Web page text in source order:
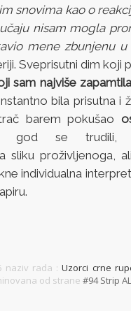
snovima kao o
nisam mogla
mene zbunjenu u
Sveprisutni dim koji
sam najviše
bila prisutna i
barem pokušao
god se trudili,
sliku proživljenoga,
individualna
naziv rada :Uzorci crne
od strane #94 Strip